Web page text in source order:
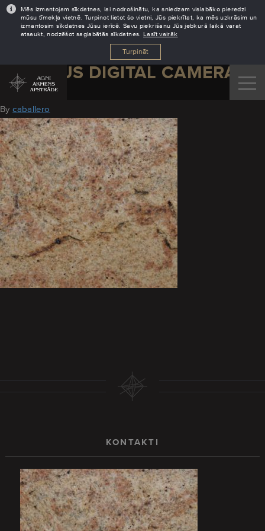
Mēs izmantojam sīkdatnes, lai nodrošinātu, ka sniedzam vislabāko pieredzi
mūsu tīmekļa vietnē. Turpinot lietot šo vietni, Jūs piekrītat, ka mēs uzkrāsim un
izmantosim sīkdatnes Jūsu ierīcē. Savu piekrišanu Jūs jebkurā laikā varat
atsaukt, nodzēšot saglabātās sīkdatnes. Lasīt vairāk
Turpināt
OLYMPUS DIGITAL CAMERA
August 11, 2016
Bycaballero
KONTAKTI